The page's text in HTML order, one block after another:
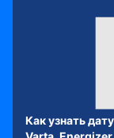
Как узнать